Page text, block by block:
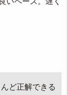
ど正解できる